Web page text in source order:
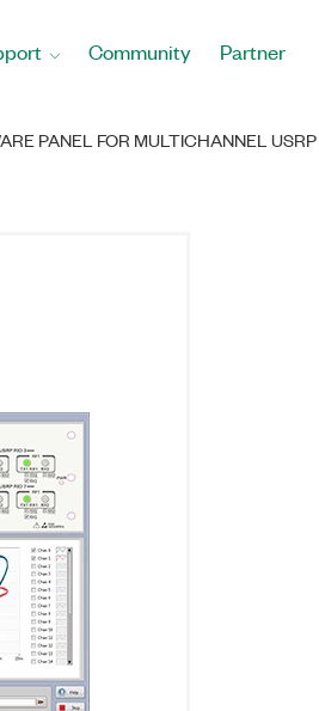
Community Partner
PANEL FOR MULTICHANNEL USRP